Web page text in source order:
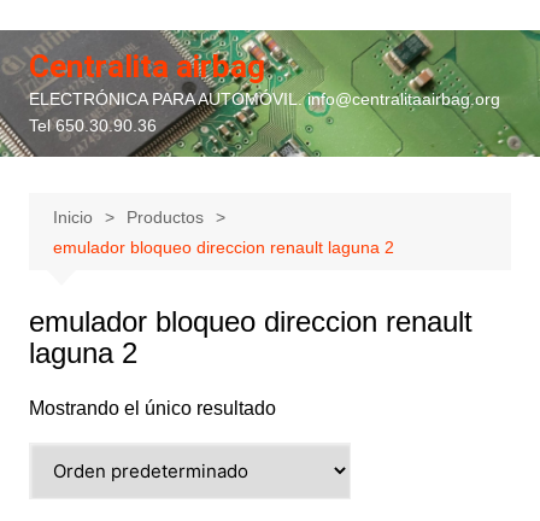
contenido
Centralita airbag
ELECTRÓNICA PARA AUTOMÓVIL. info@centralitaairbag.org
Tel 650.30.90.36
Inicio
Productos
emulador bloqueo direccion renault laguna 2
emulador bloqueo direccion renault
laguna 2
Mostrando el único resultado